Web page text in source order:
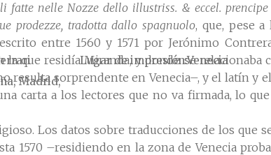
nelle Nozze dello illustriss. & eccel.
prodezze, tradotta dallo spagnuolo, que, pese
escrito entre 1560 y 1571 por Jerónimo
que residía Miranda, y donde se relacionaba
resulta sorprendente en Venecia–, y el latín y el
carta a los lectores que no va firmada, lo
Los datos sobre traducciones de los que
1570 –residiendo en la zona de Venecia
Lugar de impresiónVenecia
Madrid,